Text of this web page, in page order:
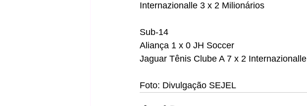
Internazionalle 3 x 2 Milionários
Sub-14
Aliança 1 x 0 JH Soccer
Jaguar Tênis Clube A 7 x 2 Internazionalle
Foto: Divulgação SEJEL